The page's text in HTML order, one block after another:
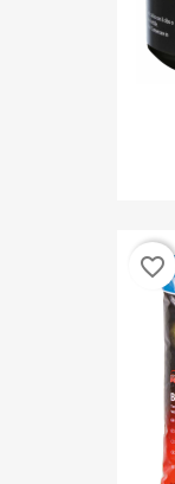
favorite_border